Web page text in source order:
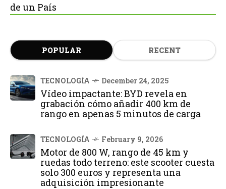
de un País
POPULAR RECENT
TECNOLOGÍA December 24, 2025
Vídeo impactante: BYD revela en
grabación cómo añadir 400 km de
rango en apenas 5 minutos de carga
TECNOLOGÍA February 9, 2026
Motor de 800 W, rango de 45 km y
ruedas todo terreno: este scooter cuesta
solo 300 euros y representa una
adquisición impresionante